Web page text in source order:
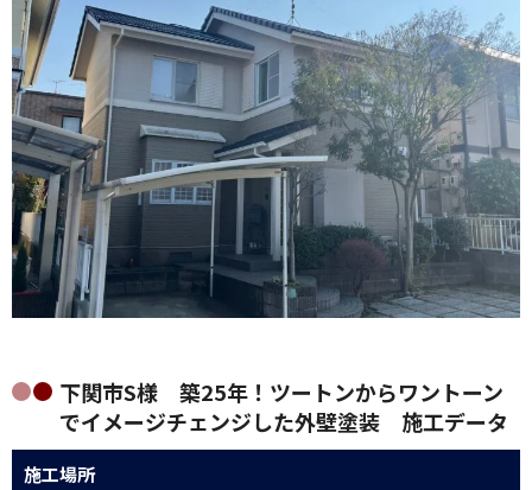
下関市S様 築25年！ツートンからワントーン
でイメージチェンジした外壁塗装 施工データ
施工場所